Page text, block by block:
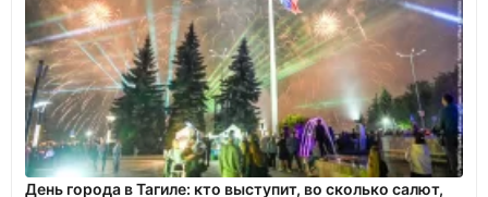
День города в Тагиле: кто выступит, во сколько салют,